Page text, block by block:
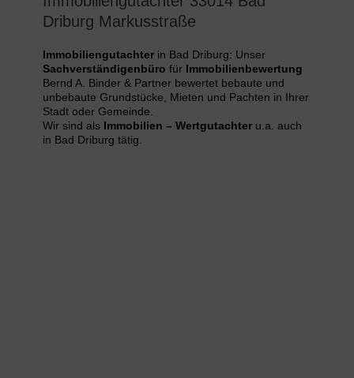
Driburg Markusstraße
Immobiliengutachter in Bad Driburg: Unser
Sachverständigenbüro für Immobilienbewertung
Bernd A. Binder & Partner bewertet bebaute und
unbebaute Grundstücke, Mieten und Pachten in Ihrer
Stadt oder Gemeinde.
Wir sind als Immobilien – Wertgutachter u.a. auch
in Bad Driburg tätig.